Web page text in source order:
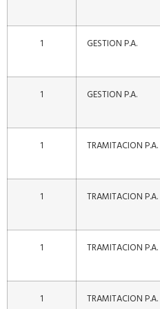
1 GESTION P.A.
1 GESTION P.A.
1 TRAMITACION P.A.
1 TRAMITACION P.A.
1 TRAMITACION P.A.
1 TRAMITACION P.A.